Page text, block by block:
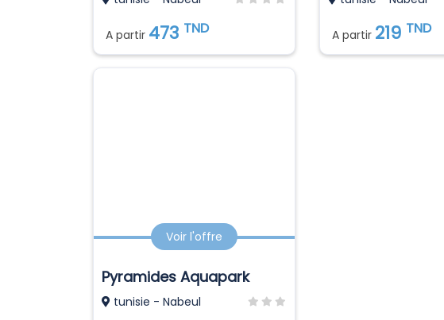
A partir 473 TND A partir 219 TND
Voir l'offre
Pyramides Aquapark
tunisie - Nabeul